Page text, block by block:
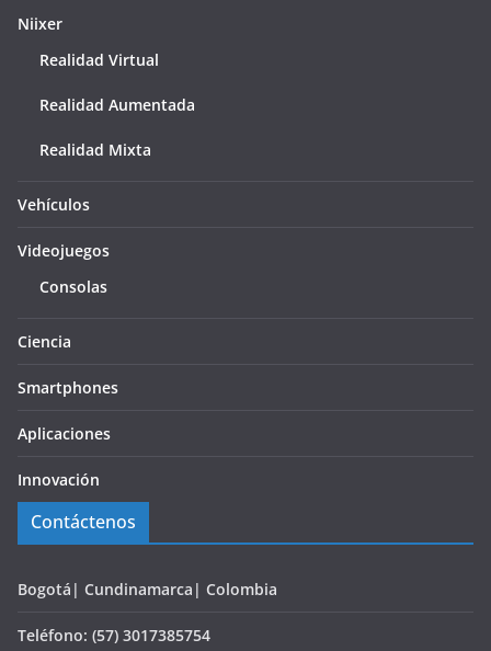
Niixer
Realidad Virtual
Realidad Aumentada
Realidad Mixta
Vehículos
Videojuegos
Consolas
Ciencia
Smartphones
Aplicaciones
Innovación
Contáctenos
Bogotá| Cundinamarca| Colombia
Teléfono: (57) 3017385754